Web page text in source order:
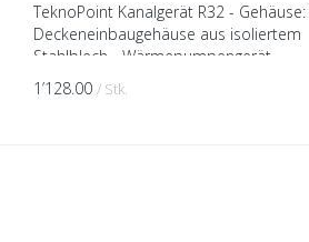
TeknoPoint Kanalgerät R32 - Gehäuse:
Deckeneinbaugehäuse aus isoliertem
Stahlblech - Wärmepumpengerät
(kühlen/heizen) - Ventilator
(Tangentiallüfter) - Kabel-Fernbedienun...
1’128.00 / Stk.